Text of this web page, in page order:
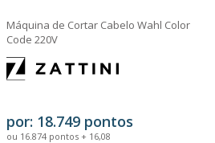
Máquina de Cortar Cabelo Wahl Color
Code 220V
por: 18.749 pontos
ou 16.874 pontos + 16,08